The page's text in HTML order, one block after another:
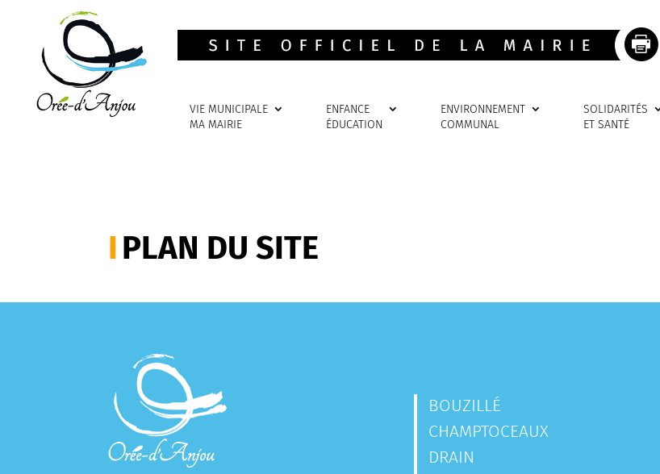
VIE MUNICIPALE
MA MAIRIE
ENFANCE
ÉDUCATION
ENVIRONNEMENT
COMMUNAL
SOLIDARITÉS
ET SANTÉ
PLAN DU SITE
BOUZILLÉ
CHAMPTOCEAUX
DRAIN